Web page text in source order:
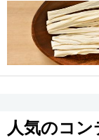
人気のコ